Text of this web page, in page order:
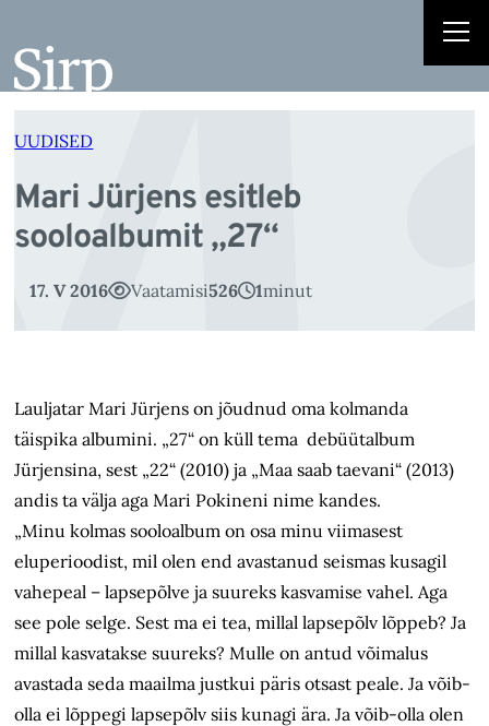
juurde
UUDISED
Mari Jürjens esitleb
sooloalbumit „27“
17. V 2016 Vaatamisi526 1minut
Lauljatar Mari Jürjens on jõudnud oma kolmanda
täispika albumini. „27“ on küll tema debüütalbum
Jürjensina, sest „22“ (2010) ja „Maa saab taevani“ (2013)
andis ta välja aga Mari Pokineni nime kandes.
„Minu kolmas sooloalbum on osa minu viimasest
eluperioodist, mil olen end avastanud seismas kusagil
vahepeal – lapsepõlve ja suureks kasvamise vahel. Aga
see pole selge. Sest ma ei tea, millal lapsepõlv lõppeb? Ja
millal kasvatakse suureks? Mulle on antud võimalus
avastada seda maailma justkui päris otsast peale. Ja võib-
olla ei lõppegi lapsepõlv siis kunagi ära. Ja võib-olla olen